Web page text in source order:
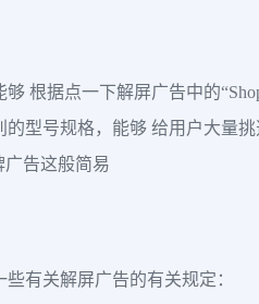
根据点一下解屏广告中的
的型号规格，能够 给用户大量
广告这般简易
有关解屏广告的有关规定：